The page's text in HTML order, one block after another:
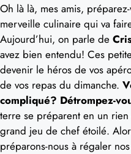
Oh là là, mes amis,
merveille culinaire qui va
Aujourd’hui, on parle de
avez bien entendu! Ces
devenir le héros de vos
de vos repas du dimanche.
compliqué? Détrompez-
terre se préparent en un
grand jeu de chef étoilé.
préparons-nous à régaler